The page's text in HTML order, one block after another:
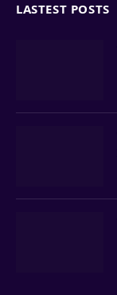
LASTEST POSTS